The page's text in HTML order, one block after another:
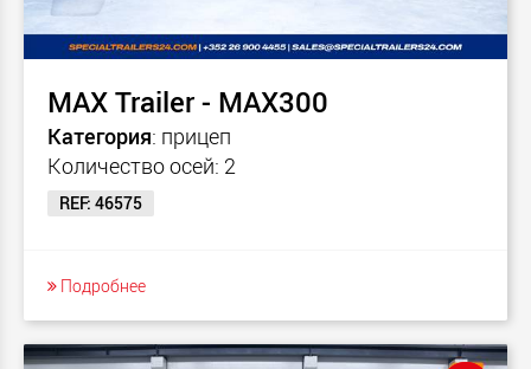
MAX Trailer - MAX300
Категория: прицеп
Количество осей: 2
REF: 46575
Подробнее